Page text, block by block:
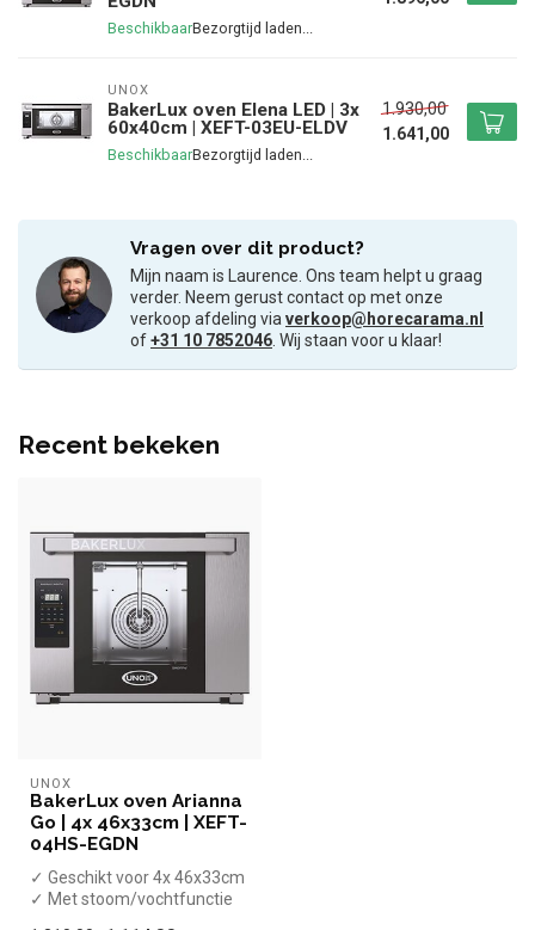
Beschikbaar
UNOX
BakerLux oven Elena LED | 3x
60x40cm | XEFT-03EU-ELDV
Beschikbaar
1.930,00
1.641,00
Vragen over dit product?
Mijn naam is Laurence. Ons team helpt u graag
verder. Neem gerust contact op met onze
verkoop afdeling viaverkoop@horecarama.nl
of+31 10 7852046. Wij staan voor u klaar!
Recent bekeken
UNOX
BakerLux oven Arianna
Go | 4x 46x33cm | XEFT-
04HS-EGDN
✓ Geschikt voor 4x 46x33cm
✓ Met stoom/vochtfunctie